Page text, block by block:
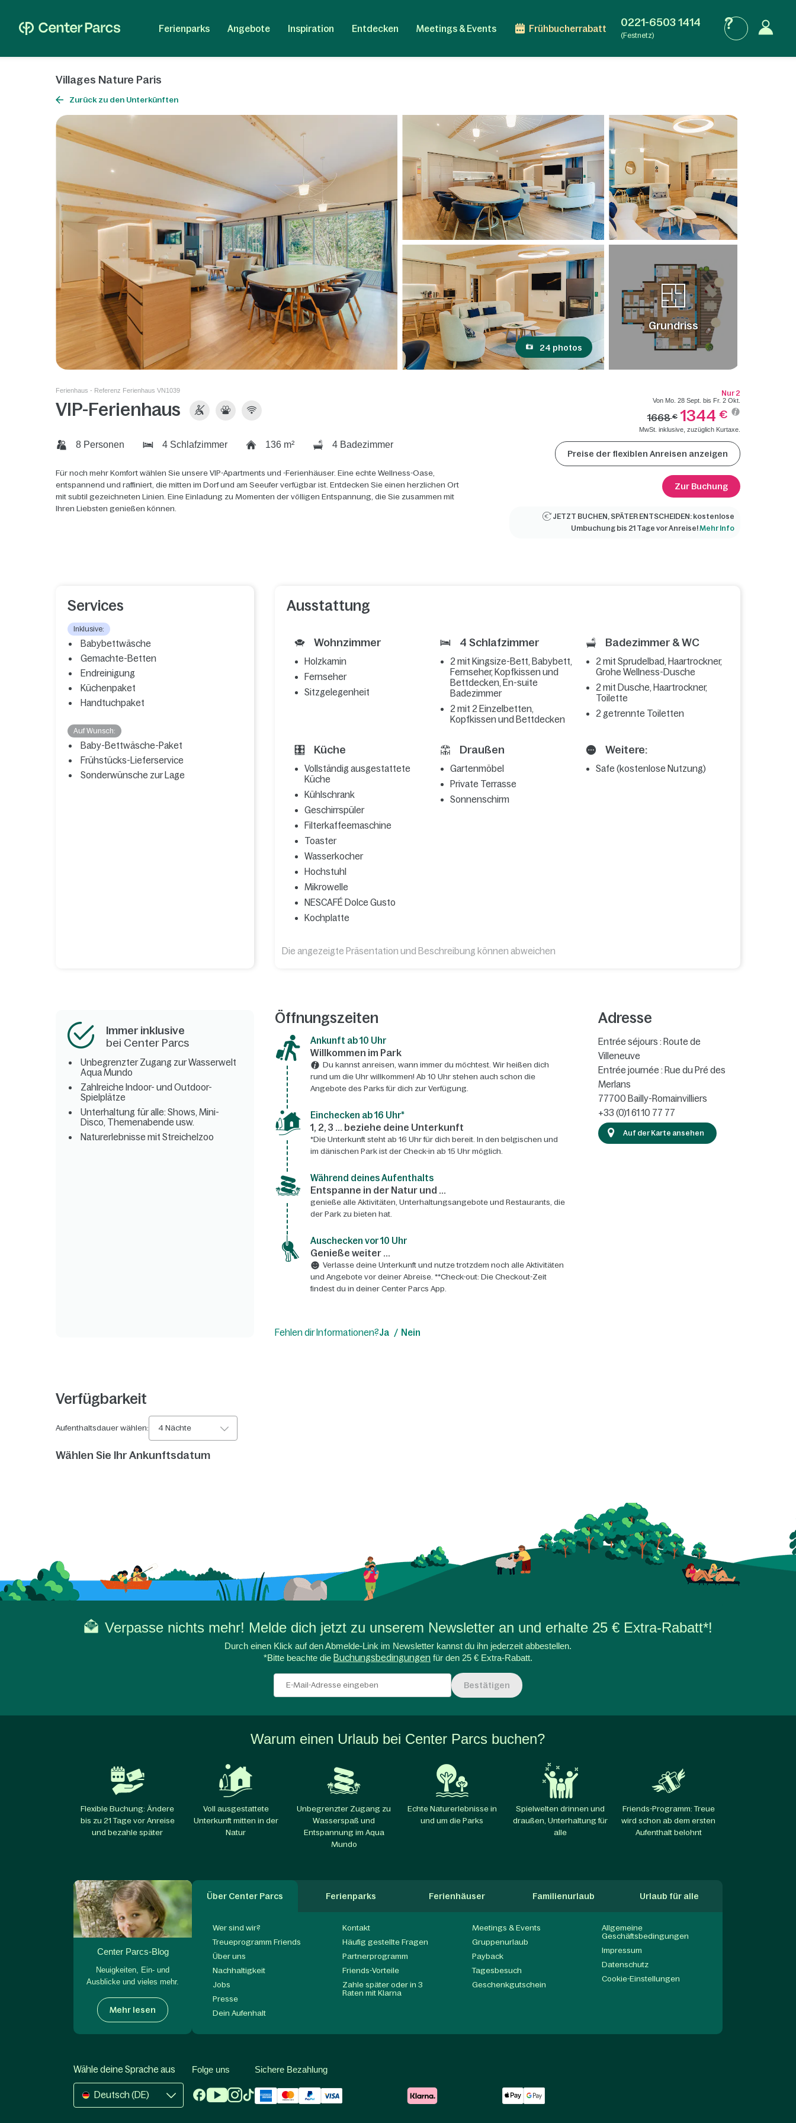
Ferienparks Angebote Inspiration Entdecken Meetings & Events Frühbucherrabatt 0221-6503 1414
(Festnetz)
Villages Nature Paris
Zurück zu den Unterkünften
24 photos
Grundriss
Ferienhaus - Referenz Ferienhaus VN1039
VIP-Ferienhaus
8 Personen 4 Schlafzimmer 136 m² 4 Badezimmer
Für noch mehr Komfort wählen Sie unsere VIP-Apartments und -Ferienhäuser. Eine echte Wellness-Oase,
entspannend und raffiniert, die mitten im Dorf und am Seeufer verfügbar ist. Entdecken Sie einen herzlichen Ort
mit subtil gezeichneten Linien. Eine Einladung zu Momenten der völligen Entspannung, die Sie zusammen mit
Ihren Liebsten genießen können.
Nur 2
Von Mo. 28 Sept. bis Fr. 2 Okt.
1668€ 1344 €
MwSt. inklusive, zuzüglich Kurtaxe.
Preise der flexiblen Anreisen anzeigen
Zur Buchung
JETZT BUCHEN, SPÄTER ENTSCHEIDEN: kostenlose
Umbuchung bis 21 Tage vor Anreise!Mehr Info
Services
Inklusive:
Babybettwäsche
Gemachte-Betten
Endreinigung
Küchenpaket
Handtuchpaket
Auf Wunsch:
Baby-Bettwäsche-Paket
Frühstücks-Lieferservice
Sonderwünsche zur Lage
Ausstattung
Wohnzimmer
Holzkamin
Fernseher
Sitzgelegenheit
4 Schlafzimmer
2 mit Kingsize-Bett, Babybett,
Fernseher, Kopfkissen und
Bettdecken, En-suite
Badezimmer
2 mit 2 Einzelbetten,
Kopfkissen und Bettdecken
Badezimmer & WC
2 mit Sprudelbad, Haartrockner,
Grohe Wellness-Dusche
2 mit Dusche, Haartrockner,
Toilette
2 getrennte Toiletten
Küche
Vollständig ausgestattete
Küche
Kühlschrank
Geschirrspüler
Filterkaffeemaschine
Toaster
Wasserkocher
Hochstuhl
Mikrowelle
NESCAFÉ Dolce Gusto
Kochplatte
Draußen
Gartenmöbel
Private Terrasse
Sonnenschirm
Weitere:
Safe (kostenlose Nutzung)
Die angezeigte Präsentation und Beschreibung können abweichen
Immer inklusive
bei Center Parcs
Unbegrenzter Zugang zur Wasserwelt
Aqua Mundo
Zahlreiche Indoor- und Outdoor-
Spielplätze
Unterhaltung für alle: Shows, Mini-
Disco, Themenabende usw.
Naturerlebnisse mit Streichelzoo
Öffnungszeiten
Ankunft ab 10 Uhr
Willkommen im Park
Du kannst anreisen, wann immer du möchtest. Wir heißen dich
rund um die Uhr willkommen! Ab 10 Uhr stehen auch schon die
Angebote des Parks für dich zur Verfügung.
Einchecken ab 16 Uhr*
1, 2, 3 ... beziehe deine Unterkunft
*Die Unterkunft steht ab 16 Uhr für dich bereit. In den belgischen und
im dänischen Park ist der Check-in ab 15 Uhr möglich.
Während deines Aufenthalts
Entspanne in der Natur und ...
genieße alle Aktivitäten, Unterhaltungsangebote und Restaurants, die
der Park zu bieten hat.
Auschecken vor 10 Uhr
Genieße weiter ...
Verlasse deine Unterkunft und nutze trotzdem noch alle Aktivitäten
und Angebote vor deiner Abreise. **Check-out: Die Checkout-Zeit
findest du in deiner Center Parcs App.
Adresse
Entrée séjours : Route de
Villeneuve
Entrée journée : Rue du Pré des
Merlans
77700 Bailly-Romainvilliers
+33 (0)1 61 10 77 77
Auf der Karte ansehen
Fehlen dir Informationen?Ja Nein
Verfügbarkeit
Aufenthaltsdauer wählen: 4 Nächte
Wählen Sie Ihr Ankunftsdatum
Verpasse nichts mehr! Melde dich jetzt zu unserem Newsletter an und erhalte 25 € Extra-Rabatt*!
Durch einen Klick auf den Abmelde-Link im Newsletter kannst du ihn jederzeit abbestellen.
*Bitte beachte die Buchungsbedingungenfür den 25 € Extra-Rabatt.
Bestätigen
Warum einen Urlaub bei Center Parcs buchen?
Flexible Buchung: Ändere
bis zu 21 Tage vor Anreise
und bezahle später
Voll ausgestattete
Unterkunft mitten in der
Natur
Unbegrenzter Zugang zu
Wasserspaß und
Entspannung im Aqua
Mundo
Echte Naturerlebnisse in
und um die Parks​
Spielwelten drinnen und
draußen, Unterhaltung für
alle​
Friends-Programm: Treue
wird schon ab dem ersten
Aufenthalt belohnt
Center Parcs-Blog
Neuigkeiten, Ein- und
Ausblicke und vieles mehr.
Mehr lesen
Über Center Parcs Ferienparks Ferienhäuser Familienurlaub Urlaub für alle
Wer sind wir?
Treueprogramm Friends
Über uns
Nachhaltigkeit
Jobs
Presse
Dein Aufenhalt
Kontakt
Häufig gestellte Fragen
Partnerprogramm
Friends-Vorteile
Zahle später oder in 3
Raten mit Klarna
Meetings & Events
Gruppenurlaub
Payback
Tagesbesuch
Geschenkgutschein
Allgemeine
Geschäftsbedingungen
Impressum
Datenschutz
Cookie-Einstellungen
Wähle deine Sprache aus
Deutsch (DE)
Folge uns Sichere Bezahlung